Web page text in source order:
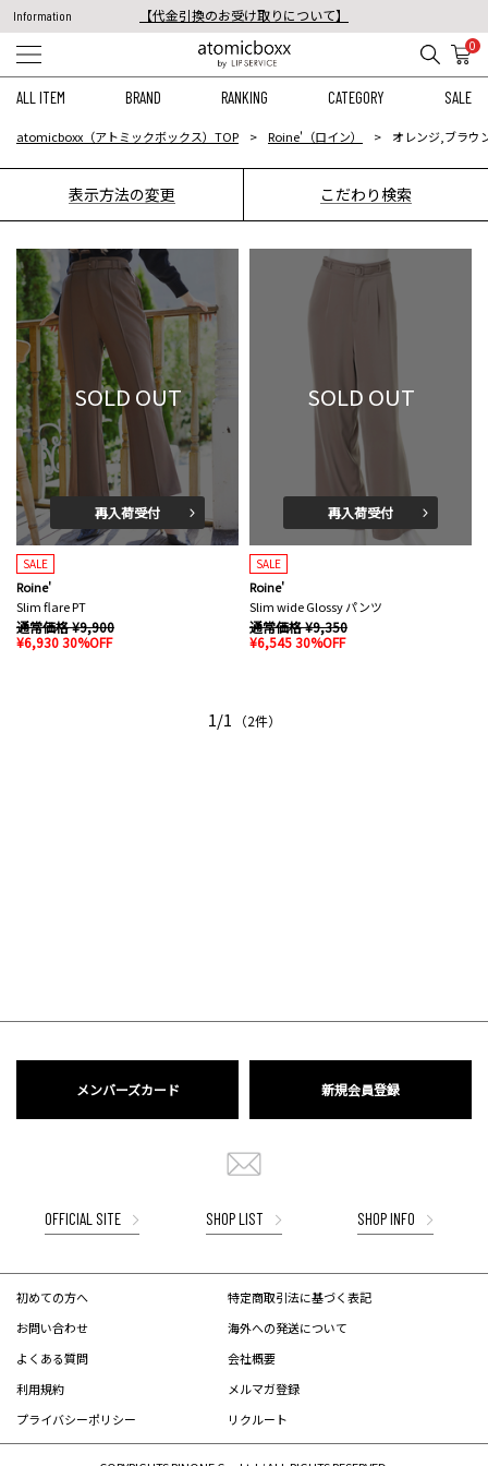
Information
【代金引換のお受け取りについて】
税込11,000円以上のご注文で送料無料！
0
ALL ITEM BRAND RANKING CATEGORY SALE
atomicboxx（アトミックボックス）TOP Roine'（ロイン） オレンジ,ブラウ
表示方法の変更 こだわり検索
SOLD OUT
再入荷受付
SALE
Roine'
Slim flare PT
通常価格 ¥9,900
¥6,930 30%OFF
SOLD OUT
再入荷受付
SALE
Roine'
Slim wide Glossy パンツ
通常価格 ¥9,350
¥6,545 30%OFF
1/1 （2件）
メンバーズカード 新規会員登録
OFFICIAL SITE SHOP LIST SHOP INFO
初めての方へ
お問い合わせ
よくある質問
利用規約
プライバシーポリシー
特定商取引法に基づく表記
海外への発送について
会社概要
メルマガ登録
リクルート